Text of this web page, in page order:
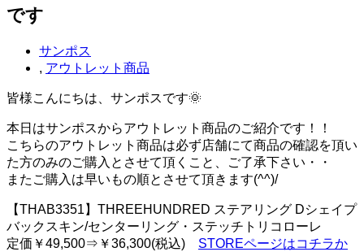
です
サンポス
, アウトレット商品
皆様こんにちは、サンポスです🌞
本日はサンポスからアウトレット商品のご紹介です！！
こちらのアウトレット商品は必ず店舗にて商品の確認を頂い
た方のみのご購入とさせて頂くこと、ご了承下さい・・
またご購入は早いもの順とさせて頂きます(^^)/
【THAB3351】THREEHUNDRED ステアリング Dシェイプ
バックスキン/センターリング・ステッチトリコローレ
定価￥49,500⇒￥36,300(税込) STOREページはコチラか